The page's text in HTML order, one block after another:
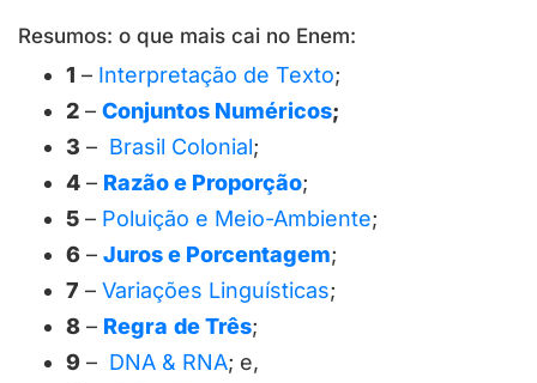
Resumos: o que mais cai no Enem:
1 – Interpretação de Texto;
2 – Conjuntos Numéricos;
3 – Brasil Colonial;
4 – Razão e Proporção;
5 – Poluição e Meio-Ambiente;
6 – Juros e Porcentagem;
7 – Variações Linguísticas;
8 – Regra de Três;
9 – DNA & RNA; e,